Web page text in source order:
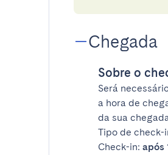
Chegada
Sobre o
Será
a hora de
da sua
Tipo de check-
Check-in: após